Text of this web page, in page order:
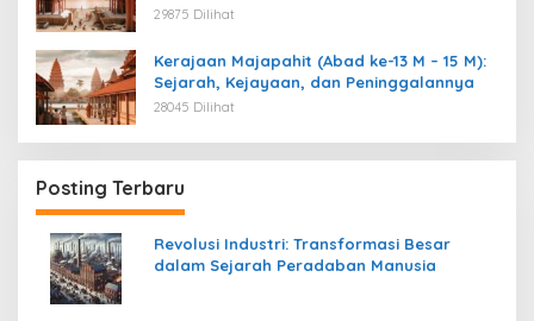
29875 Dilihat
Kerajaan Majapahit (Abad ke-13 M – 15 M):
Sejarah, Kejayaan, dan Peninggalannya
28045 Dilihat
Posting Terbaru
Revolusi Industri: Transformasi Besar
dalam Sejarah Peradaban Manusia